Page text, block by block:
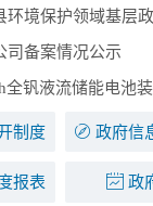
环境保护领域基层
司备案情况公示
制度 政府信
报表 政